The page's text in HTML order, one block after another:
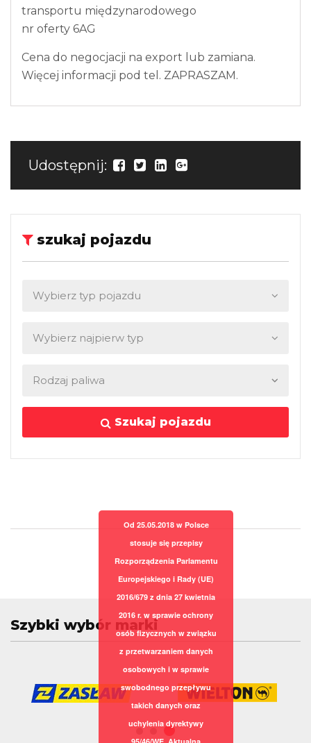
transportu międzynarodowego
nr oferty 6AG
Cena do negocjacji na export lub zamiana.
Więcej informacji pod tel. ZAPRASZAM.
Udostępnij:
szukaj pojazdu
Szukaj pojazdu
Szybki wybór marki
Od 25.05.2018 w Polsce
stosuje się przepisy
Rozporządzenia Parlamentu
Europejskiego i Rady (UE)
2016/679 z dnia 27 kwietnia
2016 r. w sprawie ochrony
osób fizycznych w związku
z przetwarzaniem danych
osobowych i w sprawie
swobodnego przepływu
takich danych oraz
uchylenia dyrektywy